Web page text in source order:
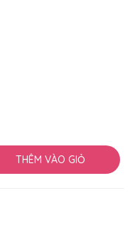
THÊM VÀO GIỎ